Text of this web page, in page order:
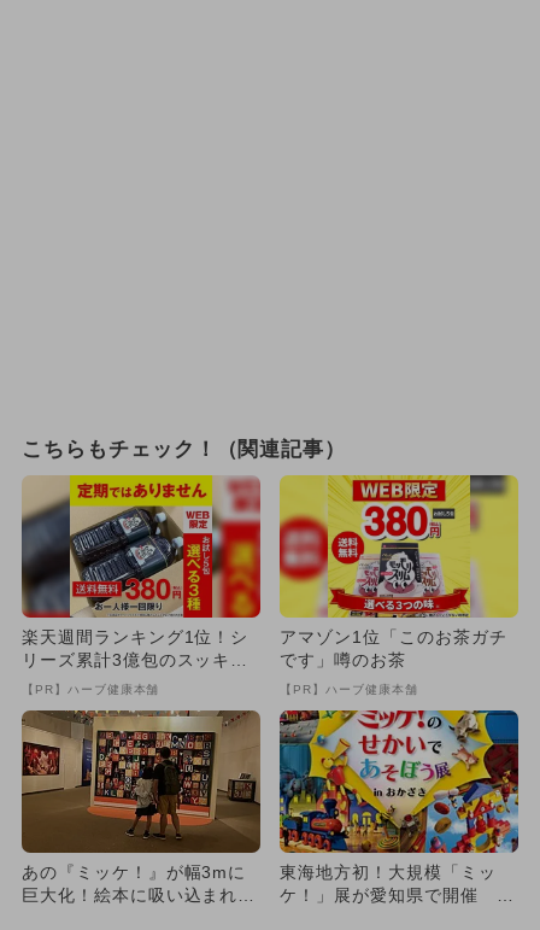
こちらもチェック！（関連記事）
楽天週間ランキング1位！シ
リーズ累計3億包のスッキリ
茶。380円でお試し
【PR】ハーブ健康本舗
アマゾン1位「このお茶ガチ
です」噂のお茶
【PR】ハーブ健康本舗
あの『ミッケ！』が幅3mに
巨大化！絵本に吸い込まれる
東海地方初！大規模「ミッ
ケ！」展が愛知県で開催 ト